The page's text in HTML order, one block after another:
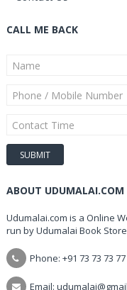
CALL ME BACK
ABOUT UDUMALAI.COM
Udumalai.com is a Online
run by Udumalai Book
Phone: +91 73 73 73
Email: